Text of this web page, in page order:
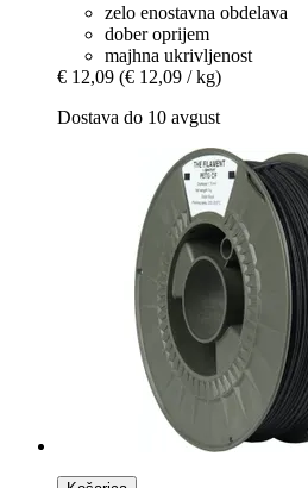
zelo enostavna obdelava
dober oprijem
majhna ukrivljenost
€ 12,09 (€ 12,09 / kg)
Dostava do 10 avgust